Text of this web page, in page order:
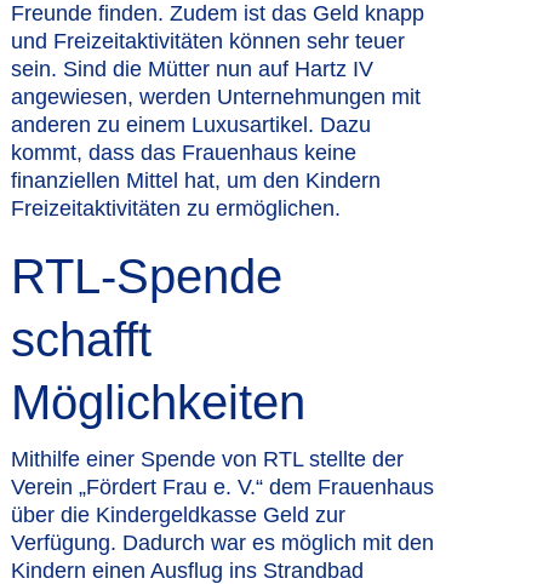
Freunde finden. Zudem ist das Geld knapp
und Freizeitaktivitäten können sehr teuer
sein. Sind die Mütter nun auf Hartz IV
angewiesen, werden Unternehmungen mit
anderen zu einem Luxusartikel. Dazu
kommt, dass das Frauenhaus keine
finanziellen Mittel hat, um den Kindern
Freizeitaktivitäten zu ermöglichen.
RTL-Spende
schafft
Möglichkeiten
Mithilfe einer Spende von RTL stellte der
Verein „Fördert Frau e. V.“ dem Frauenhaus
über die Kindergeldkasse Geld zur
Verfügung. Dadurch war es möglich mit den
Kindern einen Ausflug ins Strandbad